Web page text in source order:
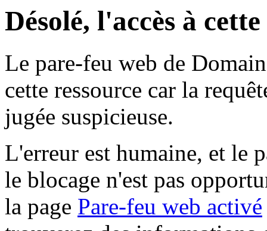
Désolé, l'accès à
Le pare-feu web de
cette ressource car la
jugée suspicieuse.
L'erreur est humaine, et le
le blocage n'est pas
la page Pare-feu web activé